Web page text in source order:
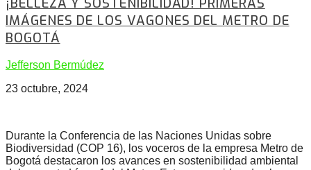
IMÁGENES DE LOS VAGONES DEL METRO DE
BOGOTÁ
Jefferson Bermúdez
23 octubre, 2024
Durante la Conferencia de las Naciones Unidas sobre
Biodiversidad (COP 16), los voceros de la empresa Metro de
Bogotá destacaron los avances en sostenibilidad ambiental